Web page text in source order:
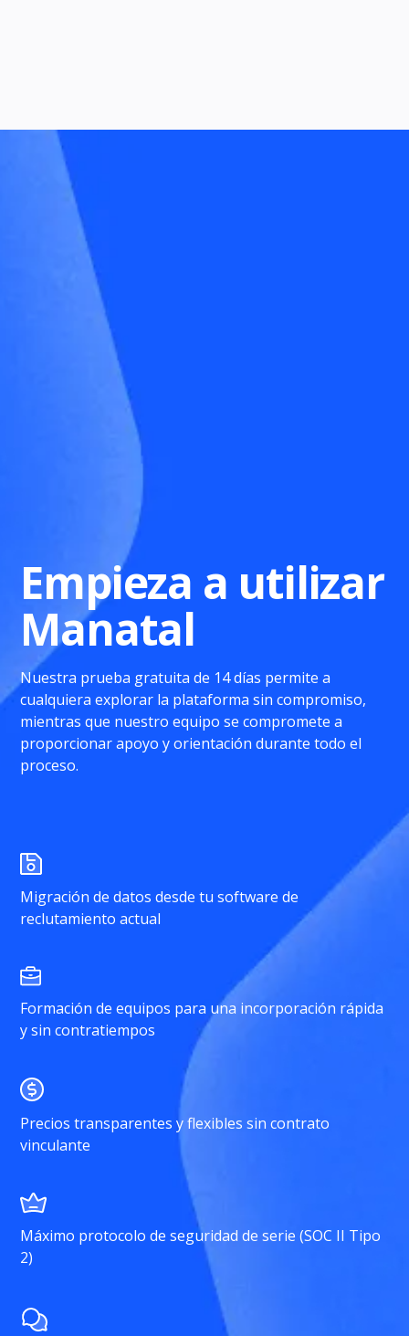
Empieza a utilizar
Manatal
Nuestra prueba gratuita de 14 días permite a
cualquiera explorar la plataforma sin compromiso,
mientras que nuestro equipo se compromete a
proporcionar apoyo y orientación durante todo el
proceso.
Migración de datos desde tu software de
reclutamiento actual
Formación de equipos para una incorporación rápida
y sin contratiempos
Precios transparentes y flexibles sin contrato
vinculante
Máximo protocolo de seguridad de serie (SOC II Tipo
2)